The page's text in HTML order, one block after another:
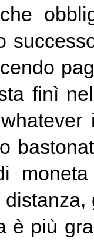
finì
è più